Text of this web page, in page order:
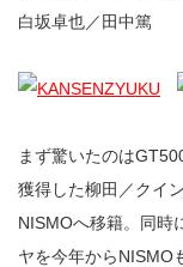
白坂卓也／田中篤
まず驚いたのは
獲得した柳田／クイ
NISMOへ移籍。同時
ヤを今年からNISMO